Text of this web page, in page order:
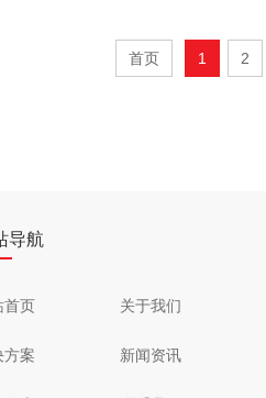
首页 1 2
导航
首页 关于我们
方案 新闻资讯